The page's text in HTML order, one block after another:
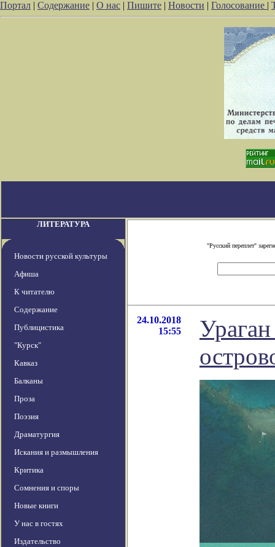
Портал | Содержание | О нас | Пишите | Новости | Голосование |
ЛИТЕРАТУРА
Новости русской культуры
Афиша
К читателю
Содержание
Публицистика
"Курск"
Кавказ
Балканы
Проза
Поэзия
Драматургия
Искания и размышления
Критика
Сомнения и споры
Новые книги
У нас в гостях
Издательство
"Русский переплет"
24.10.2018
15:55